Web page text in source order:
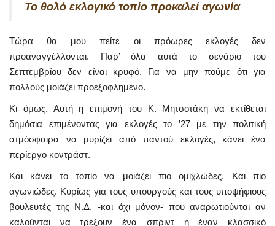
Το θολό εκλογικό τοπίο προκαλεί αγωνία
Τώρα θα μου πείτε οι πρόωρες εκλογές δεν
προαναγγέλλονται. Παρ’ όλα αυτά το σενάριο του
Σεπτεμβρίου δεν είναι κρυφό. Για να μην πούμε ότι για
πολλούς μοιάζει προεξοφλημένο.
Κι όμως. Αυτή η επιμονή του Κ. Μητσοτάκη να εκτίθεται
δημόσια επιμένοντας για εκλογές το ’27 με την πολιτική
ατμόσφαιρα να μυρίζει από παντού εκλογές, κάνει ένα
περίεργο κοντράστ.
Και κάνει το τοπίο να μοιάζει πιο ομιχλώδες. Και πιο
αγωνιώδες. Κυρίως για τους υπουργούς και τους υποψήφιους
βουλευτές της Ν.Δ. -και όχι μόνον- που αναρωτιούνται αν
καλούνται να τρέξουν ένα σπριντ ή έναν κλασσικό